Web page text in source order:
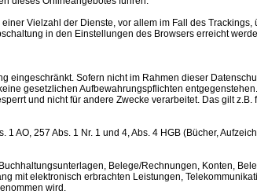
Vielzahl der Dienste, vor allem im Fall des
in den Einstellungen des Browsers erreicht
eingeschränkt. Sofern nicht im Rahmen dieser
gesetzlichen Aufbewahrungspflichten
und nicht für andere Zwecke verarbeitet. Das gilt
257 Abs. 1 Nr. 1 und 4, Abs. 4 HGB (Bücher,
Belege/Rechnungen, Konten,
mit elektronisch erbrachten Leistungen,
wird.